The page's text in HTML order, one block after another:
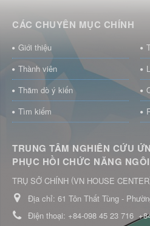
CÁC CHUYÊN MỤC CHÍNH
Giới thiệu
Thành viên
Thăm dò ý kiến
Tìm kiếm
TRUNG TÂM NGHIÊN CỨU
PHỤC HỒI CHỨC NĂNG
TRỤ SỞ CHÍNH (VN HOUSE CENTER
Địa chỉ: 61 Tôn Thất Tùng -
Điện thoại: +84-098 45 23 716